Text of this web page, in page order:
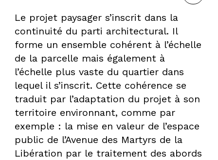
HERVÉ
GASTEL,
PAYSAGISTE
Le projet paysager s’inscrit dans la
continuité du parti architectural. Il
forme un ensemble cohérent à l’échelle
de la parcelle mais également à
l’échelle plus vaste du quartier dans
lequel il s’inscrit. Cette cohérence se
traduit par l’adaptation du projet à son
territoire environnant, comme par
exemple : la mise en valeur de l’espace
public de l’Avenue des Martyrs de la
Libération par le traitement des abords